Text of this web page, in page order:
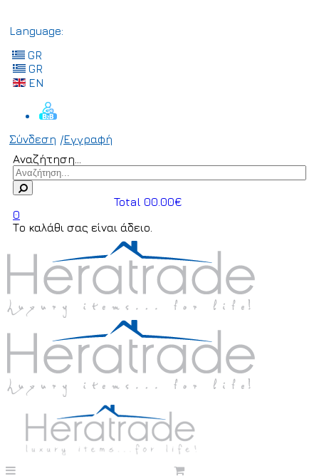
Language:
GR
GR
EN
Σύνδεση /Εγγραφή
Αναζήτηση...
Total 00.00€
0
Το καλάθι σας είναι άδειο.